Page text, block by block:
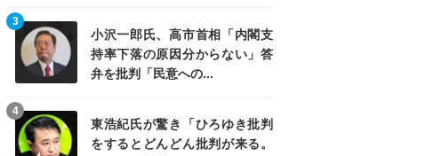
小沢一郎氏、高市首相「内閣支
持率下落の原因分からない」答
弁を批判「民意への...
3
東浩紀氏が驚き「ひろゆき批判
をするとどんどん批判が来る。
4